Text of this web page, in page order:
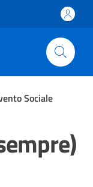
Sociale